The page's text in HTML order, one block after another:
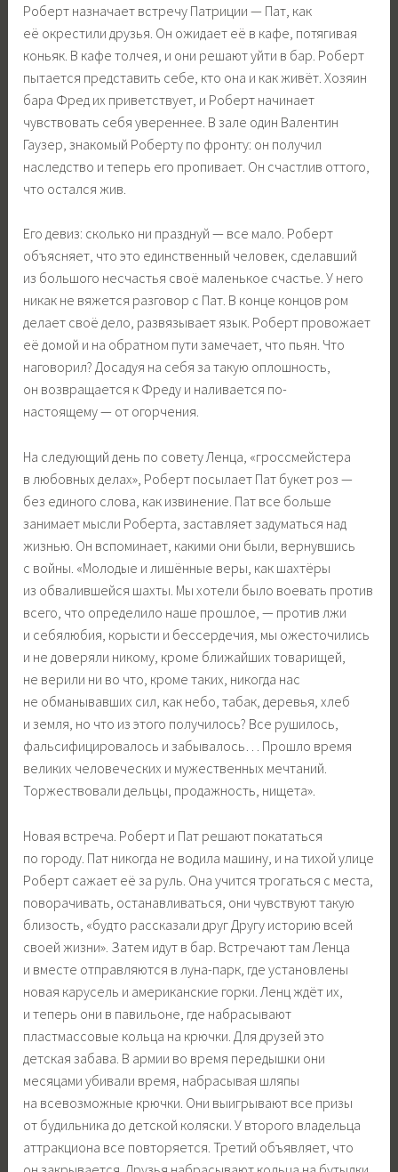
Роберт назначает встречу Патриции — Пат, как
её окрестили друзья. Он ожидает её в кафе, потягивая
коньяк. В кафе толчея, и они решают уйти в бар. Роберт
пытается представить себе, кто она и как живёт. Хозяин
бара Фред их приветствует, и Роберт начинает
чувствовать себя увереннее. В зале один Валентин
Гаузер, знакомый Роберту по фронту: он получил
наследство и теперь его пропивает. Он счастлив оттого,
что остался жив.
Его девиз: сколько ни празднуй — все мало. Роберт
объясняет, что это единственный человек, сделавший
из большого несчастья своё маленькое счастье. У него
никак не вяжется разговор с Пат. В конце концов ром
делает своё дело, развязывает язык. Роберт провожает
её домой и на обратном пути замечает, что пьян. Что
наговорил? Досадуя на себя за такую оплошность,
он возвращается к Фреду и наливается по-
настоящему — от огорчения.
На следующий день по совету Ленца, «гроссмейстера
в любовных делах», Роберт посылает Пат букет роз —
без единого слова, как извинение. Пат все больше
занимает мысли Роберта, заставляет задуматься над
жизнью. Он вспоминает, какими они были, вернувшись
с войны. «Молодые и лишённые веры, как шахтёры
из обвалившейся шахты. Мы хотели было воевать против
всего, что определило наше прошлое, — против лжи
и себялюбия, корысти и бессердечия, мы ожесточились
и не доверяли никому, кроме ближайших товарищей,
не верили ни во что, кроме таких, никогда нас
не обманывавших сил, как небо, табак, деревья, хлеб
и земля, но что из этого получилось? Все рушилось,
фальсифицировалось и забывалось… Прошло время
великих человеческих и мужественных мечтаний.
Торжествовали дельцы, продажность, нищета».
Новая встреча. Роберт и Пат решают покататься
по городу. Пат никогда не водила машину, и на тихой улице
Роберт сажает её за руль. Она учится трогаться с места,
поворачивать, останавливаться, они чувствуют такую
близость, «будто рассказали друг Другу историю всей
своей жизни». Затем идут в бар. Встречают там Ленца
и вместе отправляются в луна-парк, где установлены
новая карусель и американские горки. Ленц ждёт их,
и теперь они в павильоне, где набрасывают
пластмассовые кольца на крючки. Для друзей это
детская забава. В армии во время передышки они
месяцами убивали время, набрасывая шляпы
на всевозможные крючки. Они выигрывают все призы
от будильника до детской коляски. У второго владельца
аттракциона все повторяется. Третий объявляет, что